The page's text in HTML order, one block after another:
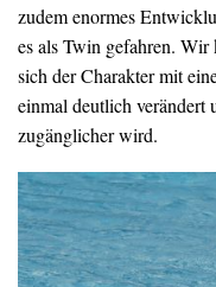
zudem enormes
es als Twin gefahren. Wir
sich der Charakter mit
einmal deutlich verändert
zugänglicher wird.